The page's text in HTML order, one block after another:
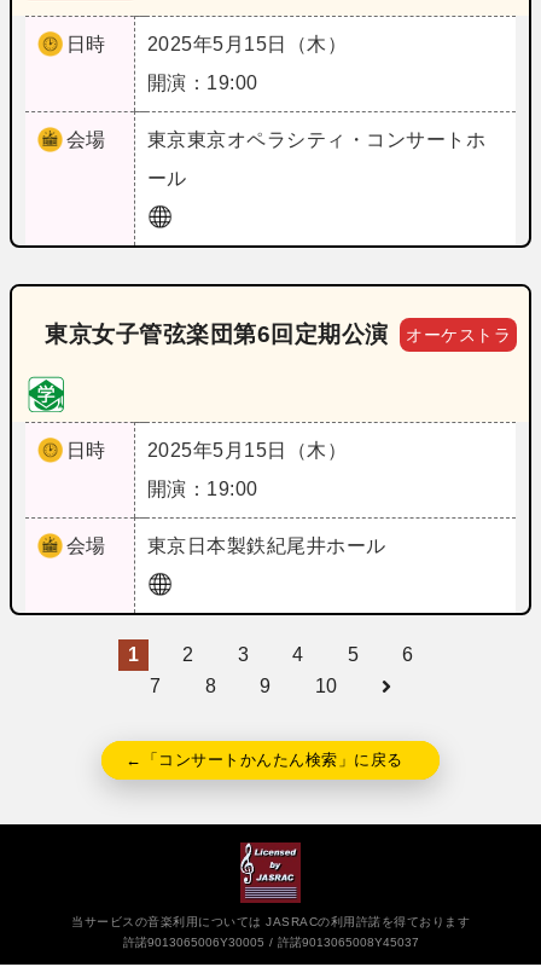
日時
2025年5月15日（木）
開演：19:00
会場 東京東京オペラシティ・コンサートホ
ール
東京女子管弦楽団第6回定期公演 オーケストラ
日時
2025年5月15日（木）
開演：19:00
会場 東京 日本製鉄紀尾井ホール
1 2 3 4 5
6
7
8 9 10
←「コンサートかんたん検索」に戻る
当サービスの音楽利用については JASRACの利用許諾を得ております
許諾9013065006Y30005
許諾9013065008Y45037